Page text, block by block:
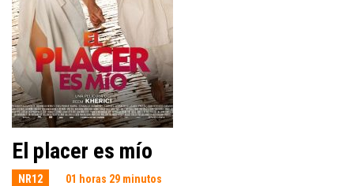
El placer es mío
NR12 01 horas 29 minutos